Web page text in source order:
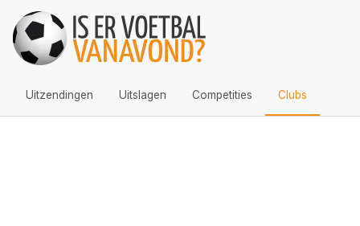
Uitzendingen Uitslagen Competities Clubs